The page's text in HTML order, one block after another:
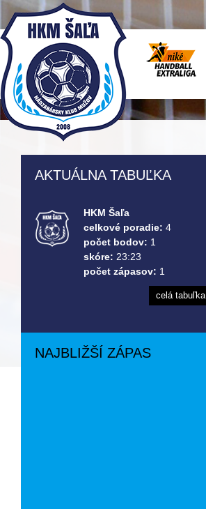
AKTUÁLNA TABUĽKA
HKM Šaľa
celkové poradie: 4
počet bodov: 1
skóre: 23:23
počet zápasov: 1
celá tabuľka
NAJBLIŽŠÍ ZÁPAS